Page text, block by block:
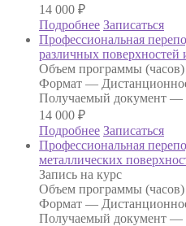
14 000 ₽
Подробнее Записаться
Профессиональная
различных поверхностей
Объем программы
Формат —
Получаемый документ —
14 000 ₽
Подробнее Записаться
Профессиональная
металлических
Запись на курс
Объем программы
Формат —
Получаемый документ —